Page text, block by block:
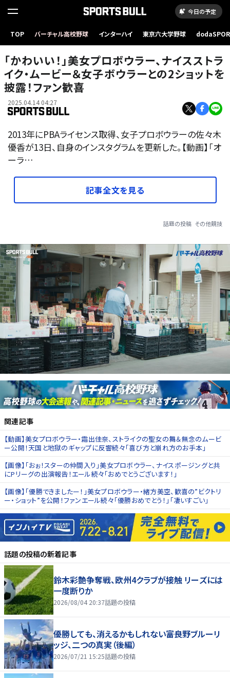
今日の予定
TOP バーチャル高校野球 インターハイ 東京六大学野球
「かわいい！」美女プロボウラー、ナイスストラ
イク・ムービー＆女子ボウラーとの2ショットを
披露！ファン歓喜
2025.04.14 04:27
2013年にPBAライセンス取得、女子プロボウラーの佐々木
優香が13日、自身のインスタグラムを更新した。【動画】「オ
ーラ…
記事全文を見る
話題の投稿 その他競技
関連記事
【動画】美女プロボウラー・霜出佳奈、ストライクの聖女の舞＆無念のムービ
ー公開！天国と地獄のギャップに反響続々「喜び方と崩れ方のお手本」
【画像】「おぉ！スターの仲間入り」美女プロボウラー、ナイスポージングと共
にPリーグの出演報告！エール続々「おめでとうございます！」
【画像】「優勝できましたー！」美女プロボウラー・緒方美空、歓喜の”ビクトリ
ー・ショット”を公開！ファンエール続々「優勝おめでとう！」「凄いすごい」
話題の投稿の新着記事
鈴木彩艶争奪戦、欧州4クラブが接触 リーズには
一度断りか
2026/08/04 20:37話題の投稿
優勝しても、消えるかもしれない――富良野ブルーリ
ッジ、二つの真実（後編）
2026/07/21 15:25話題の投稿